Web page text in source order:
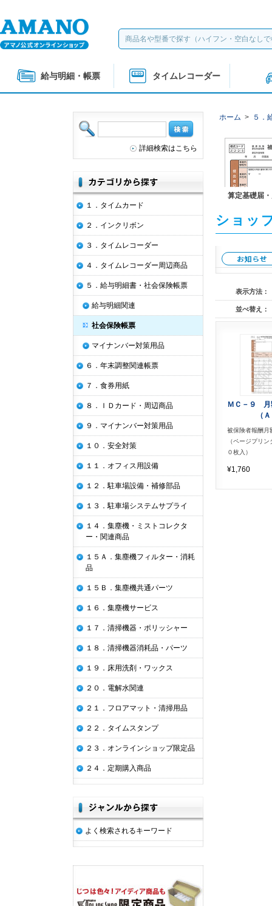
給与明細・帳票 タイムレコーダー
ホーム > ５．
算定基礎届
ショッ
表示方法：
並べ替え：
ＭＣ－９ 月
（
被保険者報酬月
（ページプリ
０枚入）
¥1,760
詳細検索はこちら
１．タイムカード
２．インクリボン
３．タイムレコーダー
４．タイムレコーダー周辺商品
５．給与明細書・社会保険帳票
給与明細関連
社会保険帳票
マイナンバー対策用品
６．年末調整関連帳票
７．食券用紙
８．ＩＤカード・周辺商品
９．マイナンバー対策用品
１０．安全対策
１１．オフィス用設備
１２．駐車場設備・補修部品
１３．駐車場システムサプライ
１４．集塵機・ミストコレクタ
ー・関連商品
１５Ａ．集塵機フィルター・消耗
品
１５Ｂ．集塵機共通パーツ
１６．集塵機サービス
１７．清掃機器・ポリッシャー
１８．清掃機器消耗品・パーツ
１９．床用洗剤・ワックス
２０．電解水関連
２１．フロアマット・清掃用品
２２．タイムスタンプ
２３．オンラインショップ限定品
２４．定期購入商品
よく検索されるキーワード